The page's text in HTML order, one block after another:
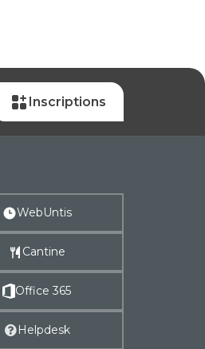
Inscriptions
WebUntis
Cantine
Office 365
Helpdesk